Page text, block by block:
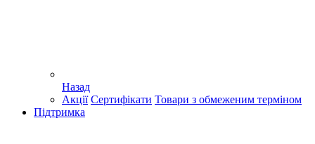
Назад
Акції Сертифікати Товари з обмеженим терміном
Підтримка